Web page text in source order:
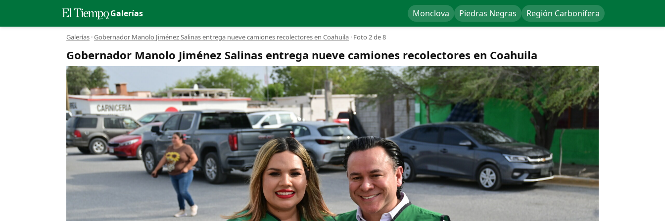
Galerías Monclova Piedras Negras Región Carbonífera
Galerías ·Gobernador Manolo Jiménez Salinas entrega nueve camiones recolectores en Coahuila · Foto 2 de 8
Gobernador Manolo Jiménez Salinas entrega nueve camiones recolectores en Coahuila